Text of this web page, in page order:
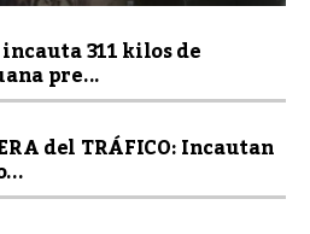
incauta 311 kilos de
pre...
del TRÁFICO: Incautan